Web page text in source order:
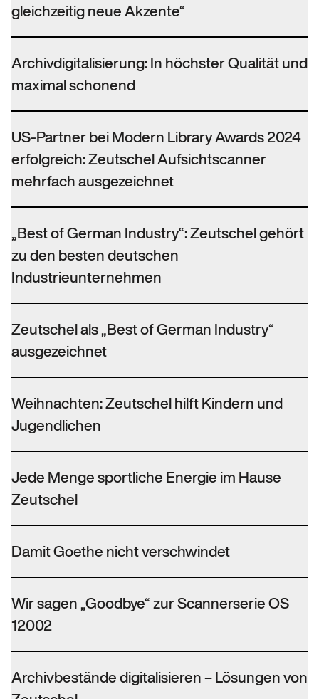
gleichzeitig neue Akzente“
Archivdigitalisierung: In höchster Qualität und
maximal schonend
US-Partner bei Modern Library Awards 2024
erfolgreich: Zeutschel Aufsichtscanner
mehrfach ausgezeichnet
„Best of German Industry“: Zeutschel gehört
zu den besten deutschen
Industrieunternehmen
Zeutschel als „Best of German Industry“
ausgezeichnet
Weihnachten: Zeutschel hilft Kindern und
Jugendlichen
Jede Menge sportliche Energie im Hause
Zeutschel
Damit Goethe nicht verschwindet
Wir sagen „Goodbye“ zur Scannerserie OS
12002
Archivbestände digitalisieren – Lösungen von